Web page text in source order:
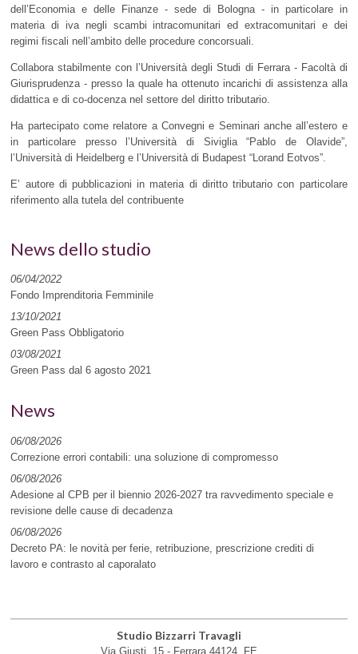
dell’Economia e delle Finanze - sede di Bologna - in particolare in
materia di iva negli scambi intracomunitari ed extracomunitari e dei
regimi fiscali nell’ambito delle procedure concorsuali.
Collabora stabilmente con l’Università degli Studi di Ferrara - Facoltà di
Giurisprudenza - presso la quale ha ottenuto incarichi di assistenza alla
didattica e di co-docenza nel settore del diritto tributario.
Ha partecipato come relatore a Convegni e Seminari anche all’estero e
in particolare presso l’Università di Siviglia “Pablo de Olavide”,
l’Università di Heidelberg e l’Università di Budapest “Lorand Eotvos”.
E’ autore di pubblicazioni in materia di diritto tributario con particolare
riferimento alla tutela del contribuente
News dello studio
06/04/2022
Fondo Imprenditoria Femminile
13/10/2021
Green Pass Obbligatorio
03/08/2021
Green Pass dal 6 agosto 2021
News
06/08/2026
Correzione errori contabili: una soluzione di compromesso
06/08/2026
Adesione al CPB per il biennio 2026-2027 tra ravvedimento speciale e
revisione delle cause di decadenza
06/08/2026
Decreto PA: le novità per ferie, retribuzione, prescrizione crediti di
lavoro e contrasto al caporalato
Studio Bizzarri Travagli
Via Giusti, 15 - Ferrara 44124, FE